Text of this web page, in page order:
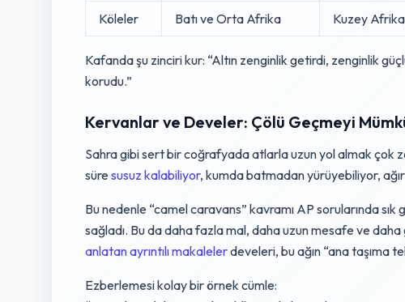
Köleler Batı ve Orta Afrika Kuzey
Kafanda şu zinciri kur: “Altın zenginlik getirdi, zenginlik
korudu.”
Kervanlar ve Develer: Çölü Geçmeyi
Sahra gibi sert bir coğrafyada atlarla uzun yol almak çok
süresusuz kalabiliyor, kumda batmadan yürüyebiliyor,
Bu nedenle “camel caravans” kavramı AP sorularında
sağladı. Bu da daha fazla mal, daha uzun mesafe ve daha
anlatan ayrıntılı makalelerdeveleri, bu ağın “ana taşıma
Ezberlemesi kolay bir örnek cümle: